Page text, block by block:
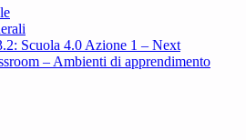
Scuola 4.0 Azione 1 – Next
– Ambienti di apprendimento